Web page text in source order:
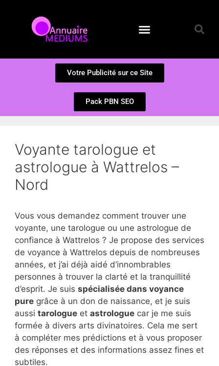
Votre Publicité sur ce Site
Pack PBN SEO
Voyante tarologue et
astrologue à Wattrelos –
Nord
Vous vous demandez comment trouver une
voyante, une tarologue ou une astrologue de
confiance à Wattrelos ? Je propose des services
de voyance à Wattrelos depuis de nombreuses
années, et j’ai déjà aidé d’innombrables
personnes à trouver la clarté et la tranquillité
d’esprit. Je suis spécialisée dans voyance
pure grâce à un don de naissance, et je suis
aussi tarologue et astrologue car je me suis
formée à divers arts divinatoires. Cela me sert
à compléter mes prédictions et à vous proposer
des réponses et des informations assez fines et
subtiles.